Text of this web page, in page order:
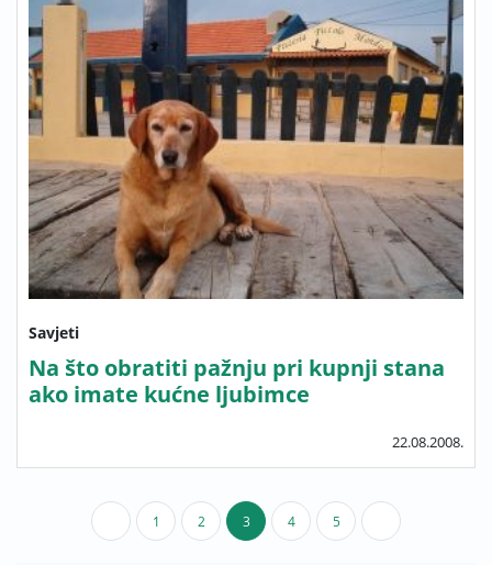
Savjeti
Na što obratiti pažnju pri kupnji stana
ako imate kućne ljubimce
22.08.2008.
1 2 3 4 5